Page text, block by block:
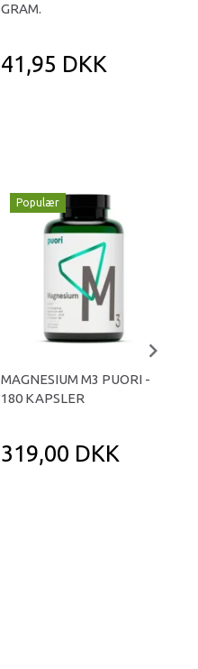
GRAM.
41,95 DKK
Populær
MAGNESIUM M3 PUORI -
180 KAPSLER
319,00 DKK